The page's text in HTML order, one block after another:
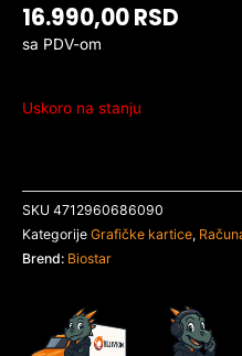
16.990,00RSD
sa PDV-om
Uskoro na stanju
SKU 4712960686090
Kategorije Grafičke kartice,
Brend: Biostar